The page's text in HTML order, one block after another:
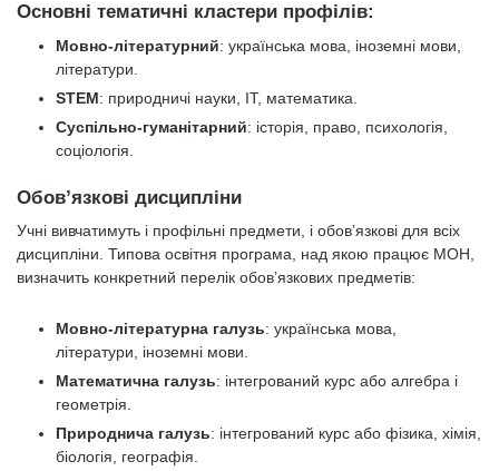
Основні тематичні кластери профілів:
Мовно-літературний: українська мова, іноземні мови,
літератури.
STEM: природничі науки, ІТ, математика.
Суспільно-гуманітарний: історія, право, психологія,
соціологія.
Обов’язкові дисципліни
Учні вивчатимуть і профільні предмети, і обов’язкові для всіх
дисципліни. Типова освітня програма, над якою працює МОН,
визначить конкретний перелік обов’язкових предметів:
Мовно-літературна галузь: українська мова,
літератури, іноземні мови.
Математична галузь: інтегрований курс або алгебра і
геометрія.
Природнича галузь: інтегрований курс або фізика, хімія,
біологія, географія.